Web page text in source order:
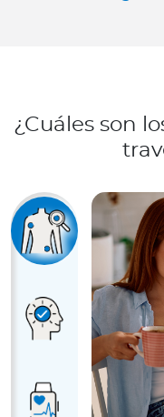
¿Cuáles son